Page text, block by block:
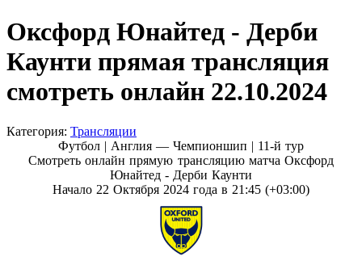
Оксфорд Юнайтед - Дерби
Каунти прямая трансляция
смотреть онлайн 22.10.2024
Категория: Трансляции
Футбол | Англия — Чемпионшип | 11-й тур
Смотреть онлайн прямую трансляцию матча Оксфорд
Юнайтед - Дерби Каунти
Начало 22 Октября 2024 года в 21:45 (+03:00)